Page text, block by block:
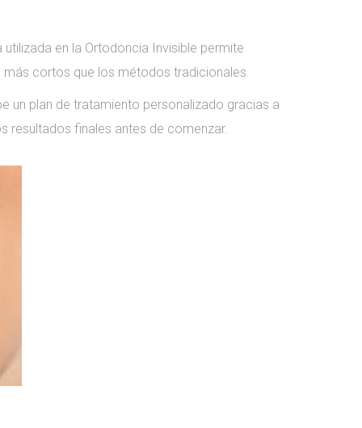
en la Ortodoncia Invisible permite
cortos que los métodos tradicionales.
un plan de tratamiento personalizado gracias a
resultados finales antes de comenzar.